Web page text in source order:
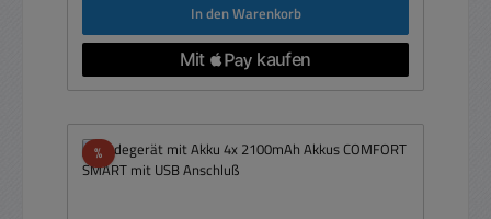
In den Warenkorb
%Rabatt